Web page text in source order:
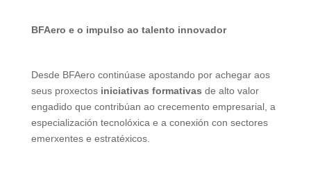
BFAero e o impulso ao talento innovador
Desde BFAero continúase apostando por achegar aos
seus proxectosiniciativas formativas de alto valor
engadido que contribúan ao crecemento empresarial, a
especialización tecnolóxica e a conexión con sectores
emerxentes e estratéxicos.